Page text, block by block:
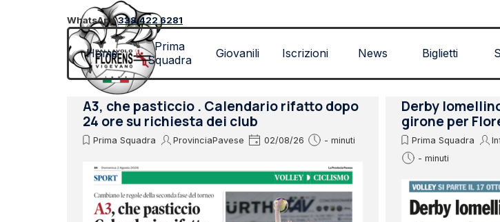
WhatsApp338.422 6281
Home
Prima
Squadra
Giovanili Iscrizioni News Biglietti
A3, che pasticcio . Calendario rifatto dopo
24 ore su richiesta dei club
Prima Squadra ProvinciaPavese 02/08/26 - minuti
Derby
girone per
Prima Squadra
- minuti